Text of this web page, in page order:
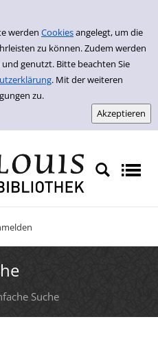
werden Cookiesangelegt, um die
zu können. Zudem werden
genutzt. Bitte beachten Sie
. Mit der weiteren
zu.
Suche